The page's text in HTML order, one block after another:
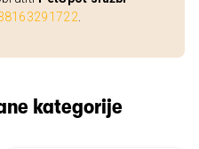
kategorije